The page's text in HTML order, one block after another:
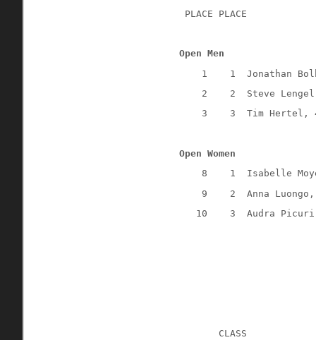
PLACE PLACE
Open Men
1    1  Jonathan
2    2  Steve Lengel,
3    3  Tim Hertel, 43
Open Women
8    1  Isabelle Moyer,
9    2  Anna Luongo,
10    3  Audra Picuri,
CLASS